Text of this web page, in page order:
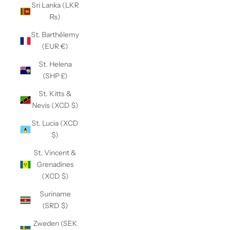
Sri Lanka (LKR
₨)
St. Barthélemy
(EUR €)
St. Helena
(SHP £)
St. Kitts &
Nevis (XCD $)
St. Lucia (XCD
$)
St. Vincent &
Grenadines
(XCD $)
Suriname
(SRD $)
Zweden (SEK